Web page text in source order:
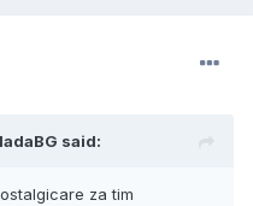
said:
za tim